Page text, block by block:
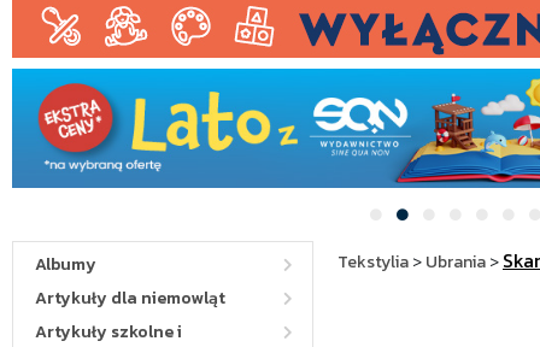
Albumy
Artykuły dla niemowląt
Artykuły szkolne i
Tekstylia>Ubrania>